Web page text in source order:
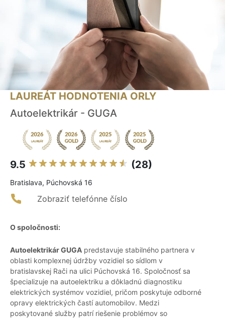
LAUREÁT HODNOTENIA ORLY
Autoelektrikár - GUGA
9.5 (28)
Bratislava, Púchovská 16
Zobraziť telefónne číslo
O spoločnosti:
Autoelektrikár GUGA predstavuje stabilného partnera v
oblasti komplexnej údržby vozidiel so sídlom v
bratislavskej Rači na ulici Púchovská 16. Spoločnosť sa
špecializuje na autoelektriku a dôkladnú diagnostiku
elektrických systémov vozidiel, pričom poskytuje odborné
opravy elektrických častí automobilov. Medzi
poskytované služby patrí riešenie problémov so